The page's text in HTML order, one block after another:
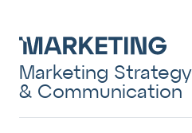
Marketing Strategy
& Communication